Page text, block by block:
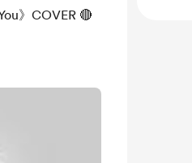
》COVER 🔴